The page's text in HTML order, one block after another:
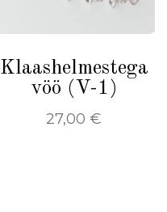
Klaashelmestega
vöö (V-1)
27,00 €